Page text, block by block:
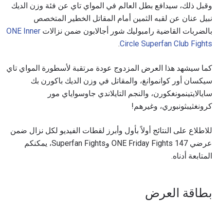
وقبل ذلك، سيدافع بطل العالم في المواي تاي عن فئة وزن الديك
نبيل عنان عن لقبه الثمين أمام المقاتل الخطير المتخصص
بالضربات القاضية رامبوليك شور أجالابون ضمن نزالات ONE Inner
Circle Superfan Club Fights
.
كما سيشهد هذا العرض المزدوج عودة مرتقبة لأسطورة المواي تاي
سيكسان أور كوانموانغ، والمقاتل في وزن الديك باكورن بك
سايالايتينمونغكورن، والنجم التايلاندي جاوسواياي مور
كرونغثيبثونبوري، وغيرهم!
للاطلاع على النتائج أولاً بأول وأبرز لقطات الفيديو لكل نزال ضمن
عرضي ONE Friday Fights 147 وSuperfan Fights، يمكنكم
المتابعة أدناه.
بطاقة العرض